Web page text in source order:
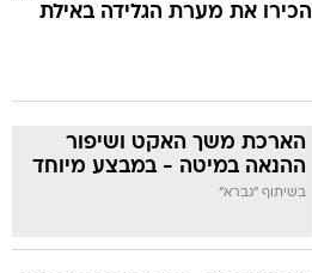
הכירו את מערת הגלידה באילת
הארכת משך האקט ושיפור
ההנאה במיטה - במבצע מיוחד
בשיתוף "גברא"